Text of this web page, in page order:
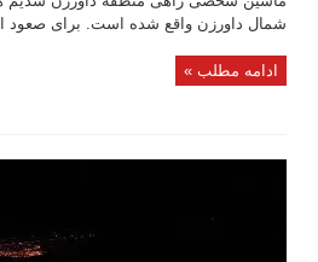
شمال داورزن واقع شده است. برای صعود
ادامه مطلب »